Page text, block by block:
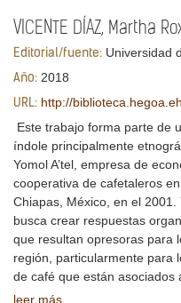
VICENTE DÍAZ, Martha
Editorial/fuente: Universidad
Año: 2018
URL: http://
Este trabajo forma parte de
índole principalmente
Yomol A’tel, empresa de
cooperativa de cafetaleros
Chiapas, México, en el 2001.
busca crear respuestas
que resultan opresoras para
región, particularmente para
de café que están asociados
leer más ...